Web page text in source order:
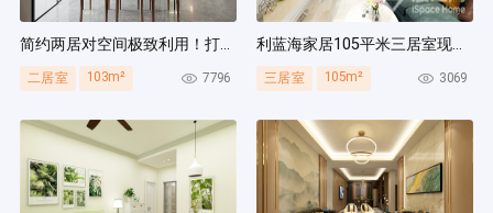
简约两居对空间极致利用！打造多组通顶柜，整齐能装！
二居室 103m² 7796
利蓝海家居105平米三居室现代简约风装修案例
三居室 105m² 3069